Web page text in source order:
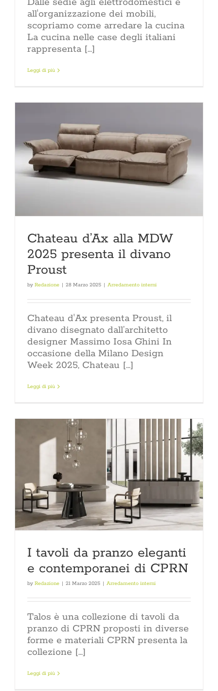
all'organizzazione dei mobili,
scopriamo come arredare la cucina
La cucina nelle case degli italiani
rappresenta [...]
Leggi di più
Chateau d’Ax alla MDW
2025 presenta il divano
Proust
by Redazione | 28 Marzo 2025 | Arredamento interni
Chateau d'Ax presenta Proust, il
divano disegnato dall’architetto
designer Massimo Iosa Ghini In
occasione della Milano Design
Week 2025, Chateau [...]
Leggi di più
I tavoli da pranzo eleganti
e contemporanei di CPRN
by Redazione | 21 Marzo 2025 | Arredamento interni
Talos è una collezione di tavoli da
pranzo di CPRN proposti in diverse
forme e materiali CPRN presenta la
collezione [...]
Leggi di più